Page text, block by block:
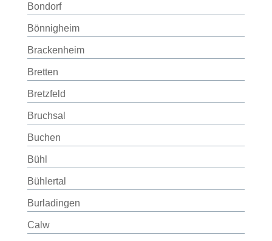
Bondorf
Bönnigheim
Brackenheim
Bretten
Bretzfeld
Bruchsal
Buchen
Bühl
Bühlertal
Burladingen
Calw